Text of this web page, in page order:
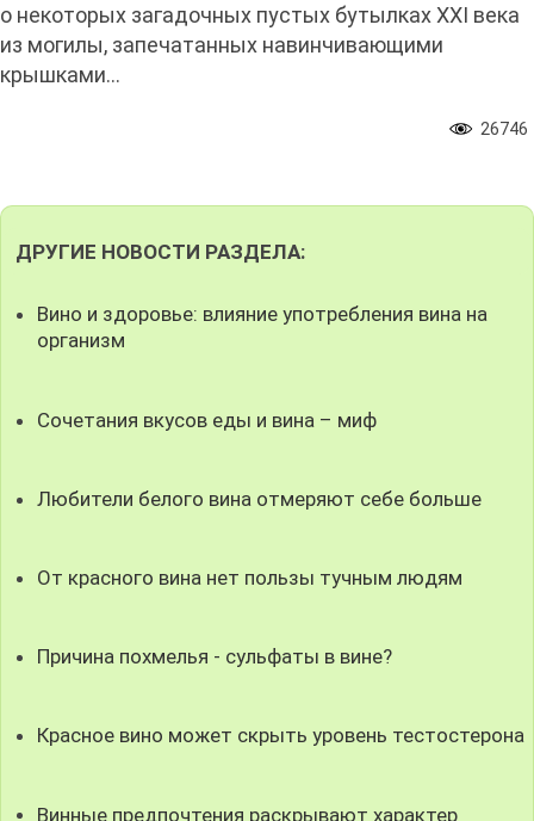
о некоторых загадочных пустых бутылках XXI века
из могилы, запечатанных навинчивающими
крышками...
26746
ДРУГИЕ НОВОСТИ РАЗДЕЛА:
Вино и здоровье: влияние употребления вина на
организм
Сочетания вкусов еды и вина – миф
Любители белого вина отмеряют себе больше
От красного вина нет пользы тучным людям
Причина похмелья - сульфаты в вине?
Красное вино может скрыть уровень тестостерона
Винные предпочтения раскрывают характер